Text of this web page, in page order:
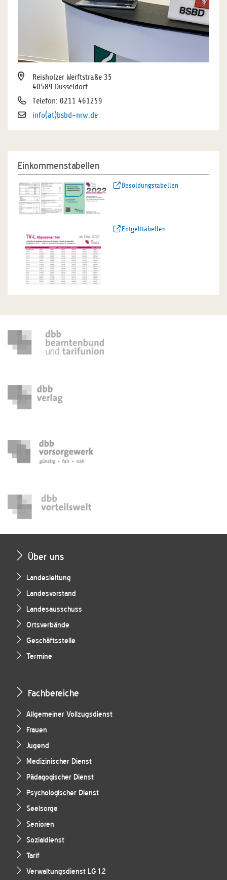
Reisholzer Werftstraße 35
40589 Düsseldorf
Telefon: 0211 461259
info(at)bsbd-nrw.de
Einkommenstabellen
Besoldungstabellen
Entgelttabellen
Über uns
Landesleitung
Landesvorstand
Landesausschuss
Ortsverbände
Geschäftsstelle
Termine
Fachbereiche
Allgemeiner Vollzugsdienst
Frauen
Jugend
Medizinischer Dienst
Pädagogischer Dienst
Psychologischer Dienst
Seelsorge
Senioren
Sozialdienst
Tarif
Verwaltungsdienst LG 1.2